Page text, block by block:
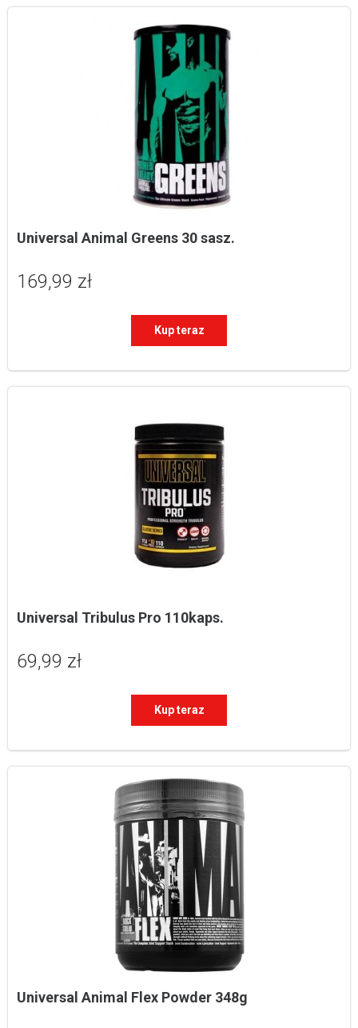
Universal Animal Greens 30 sasz.
169,99 zł
Kup teraz
Universal Tribulus Pro 110kaps.
69,99 zł
Kup teraz
Universal Animal Flex Powder 348g